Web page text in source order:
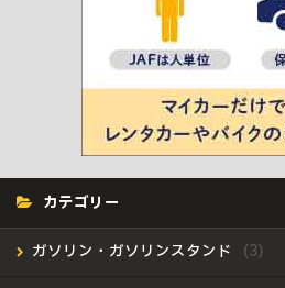
カテゴリー
ガソリン・ガソリンスタンド